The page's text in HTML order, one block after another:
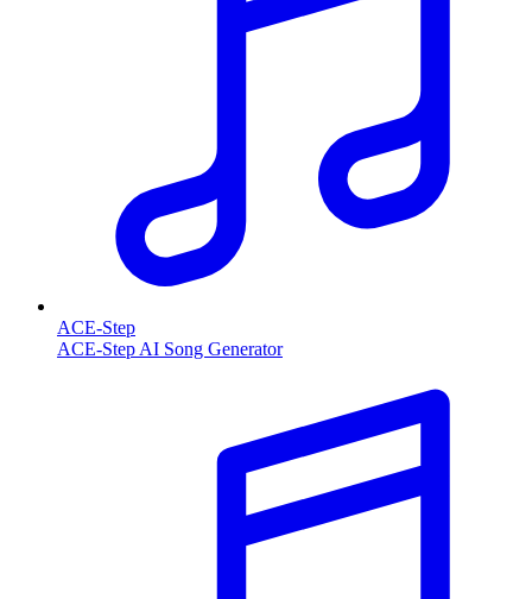
ACE-Step
ACE-Step AI Song Generator